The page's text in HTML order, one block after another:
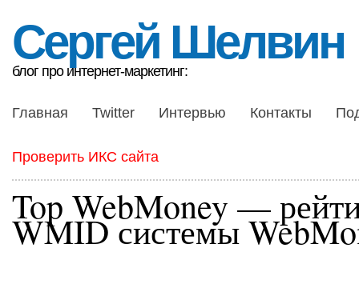
Сергей Шелвин
блог про интернет-маркетинг:
Главная Twitter Интервью Контакты
Проверить ИКС сайта
Top WebMoney —
WMID системы